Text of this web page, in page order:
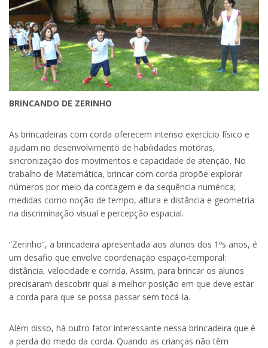
BRINCANDO DE ZERINHO
As brincadeiras com corda oferecem intenso exercício físico e
ajudam no desenvolvimento de habilidades motoras,
sincronização dos movimentos e capacidade de atenção. No
trabalho de Matemática, brincar com corda propõe explorar
números por meio da contagem e da sequência numérica;
medidas como noção de tempo, altura e distância e geometria
na discriminação visual e percepção espacial.
“Zerinho”, a brincadeira apresentada aos alunos dos 1ºs anos, é
um desafio que envolve coordenação espaço-temporal:
distância, velocidade e corrida. Assim, para brincar os alunos
precisaram descobrir qual a melhor posição em que deve estar
a corda para que se possa passar sem tocá-la.
Além disso, há outro fator interessante nessa brincadeira que é
a perda do medo da corda. Quando as crianças não têm